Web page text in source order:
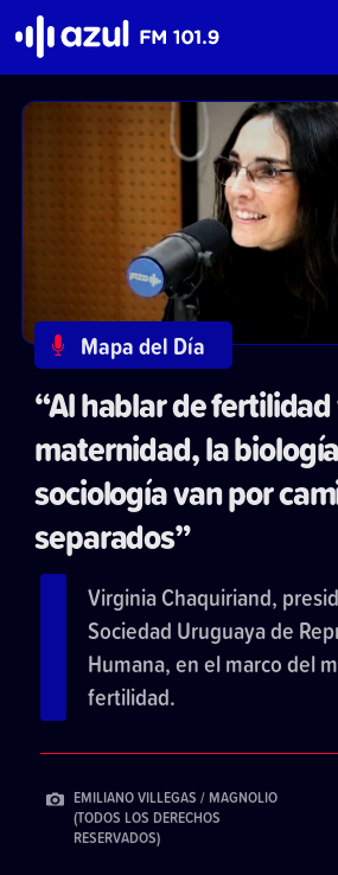
Mapa del Día
“Al hablar de
maternidad, la
sociología van por
separados”
Virginia Chaquiriand,
Sociedad Uruguaya de
Humana, en el marco del
fertilidad.
EMILIANO VILLEGAS / MAGNOLIO
(TODOS LOS DERECHOS
RESERVADOS)